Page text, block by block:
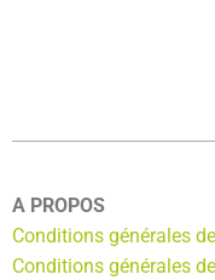
A PROPOS
Conditions générales
Conditions générales